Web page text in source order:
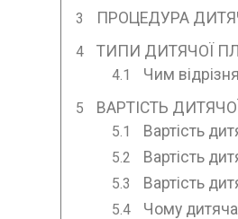
ПРОЦЕДУРА
ТИПИ ДИТЯЧОЇ
Чим
ВАРТІСТЬ
Вартість
Вартість
Вартість
Чому дитяча